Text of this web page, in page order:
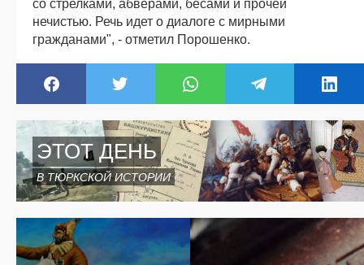
со стрелками, абверами, бесами и прочей
нечистью. Речь идет о диалоге с мирными
гражданами", - отметил Порошенко.
ЭТОТ ДЕНЬ
В ТЮРКСКОЙ ИСТОРИИ